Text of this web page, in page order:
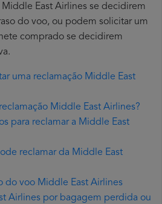
East Airlines se decidirem
do voo, ou podem solicitar um
comprado se decidirem
uma reclamação Middle East
Middle East Airlines?
para reclamar a Middle East
reclamar da Middle East
do voo Middle East Airlines
Airlines por bagagem perdida ou